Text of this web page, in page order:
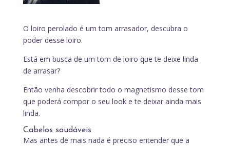
O loiro perolado é um tom arrasador, descubra o
poder desse loiro.
Está em busca de um tom de loiro que te deixe linda
de arrasar?
Então venha descobrir todo o magnetismo desse tom
que poderá compor o seu look e te deixar ainda mais
linda.
Cabelos saudáveis
Mas antes de mais nada é preciso entender que a